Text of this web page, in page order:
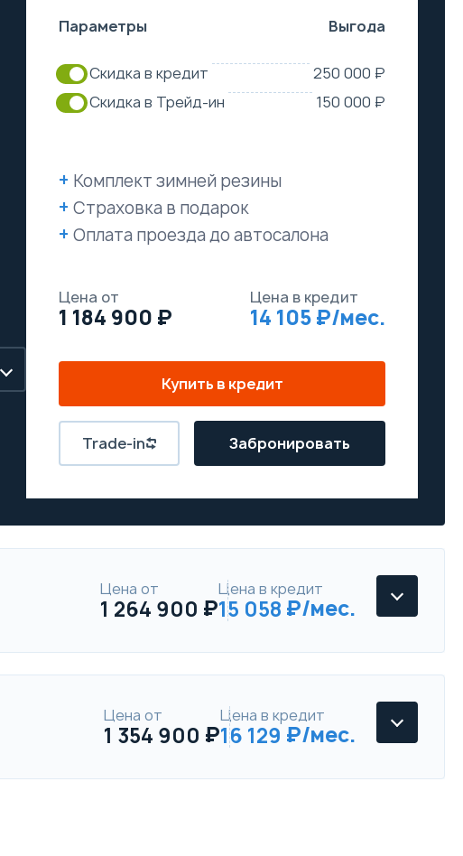
Параметры Выгода
Скидка в кредит
250 000 ₽
Скидка в Трейд-ин
150 000 ₽
Комплект зимней резины
Страховка в подарок
Оплата проезда до автосалона
Цена от
1 184 900
Цена в кредит
14 105
Купить в кредит
Trade-in Забронировать
Цена от
1 264 900
Цена в кредит
15 058
Chery Tiggo 7 Pro
Цена от
1 354 900
Цена в кредит
16 129